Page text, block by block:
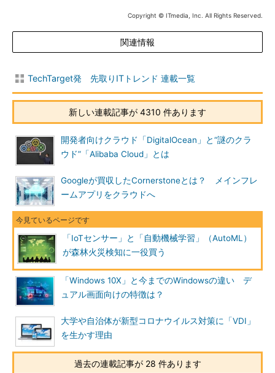
Copyright © ITmedia, Inc. All Rights Reserved.
関連情報
TechTarget発 先取りITトレンド 連載一覧
新しい連載記事が 4310 件あります
開発者向けクラウド「DigitalOcean」と“謎のクラ
ウド”「Alibaba Cloud」とは
Googleが買収したCornerstoneとは？ メインフレ
ームアプリをクラウドへ
「IoTセンサー」と「自動機械学習」（AutoML）
が森林火災検知に一役買う
「Windows 10X」と今までのWindowsの違い デ
ュアル画面向けの特徴は？
大学や自治体が新型コロナウイルス対策に「VDI」
を生かす理由
過去の連載記事が 28 件あります